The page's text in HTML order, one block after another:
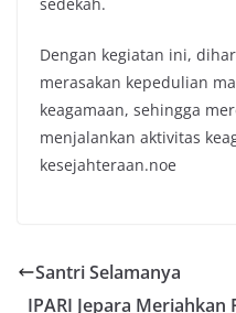
Dengan kegiatan ini,
merasakan kepedulian
keagamaan, sehingga
menjalankan aktivitas
kesejahteraan.noe
Santri Selamanya
IPARI Jepara